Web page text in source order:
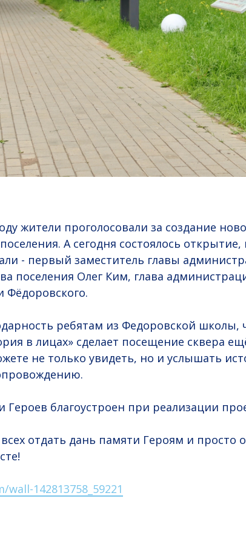
жители проголосовали за создание
А сегодня состоялось
- первый заместитель главы
поселения Олег Ким, глава
Фёдоровского.
ребятам из Федоровской школы,
в лицах» сделает посещение сквера
не только увидеть, но и услышать
Героев благоустроен при реализации
отдать дань памяти Героям и просто
142813758_59221